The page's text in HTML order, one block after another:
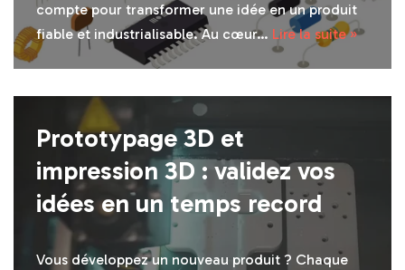
compte pour transformer une idée en un produit
fiable et industrialisable. Au cœur… Lire la suite »
Prototypage 3D et
impression 3D : validez vos
idées en un temps record
Vous développez un nouveau produit ? Chaque